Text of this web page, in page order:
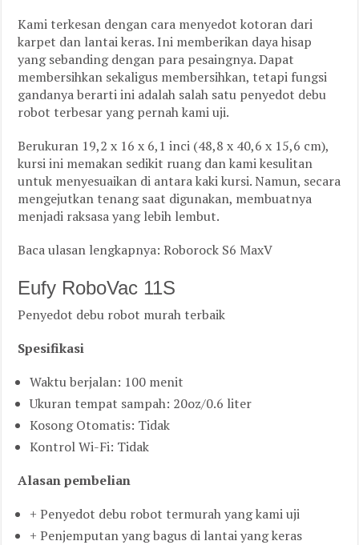
Kami terkesan dengan cara menyedot kotoran dari
karpet dan lantai keras. Ini memberikan daya hisap
yang sebanding dengan para pesaingnya. Dapat
membersihkan sekaligus membersihkan, tetapi fungsi
gandanya berarti ini adalah salah satu penyedot debu
robot terbesar yang pernah kami uji.
Berukuran 19,2 x 16 x 6,1 inci (48,8 x 40,6 x 15,6 cm),
kursi ini memakan sedikit ruang dan kami kesulitan
untuk menyesuaikan di antara kaki kursi. Namun, secara
mengejutkan tenang saat digunakan, membuatnya
menjadi raksasa yang lebih lembut.
Baca ulasan lengkapnya: Roborock S6 MaxV
Eufy RoboVac 11S
Penyedot debu robot murah terbaik
Spesifikasi
Waktu berjalan: 100 menit
Ukuran tempat sampah: 20oz/0.6 liter
Kosong Otomatis: Tidak
Kontrol Wi-Fi: Tidak
Alasan pembelian
+ Penyedot debu robot termurah yang kami uji
+ Penjemputan yang bagus di lantai yang keras